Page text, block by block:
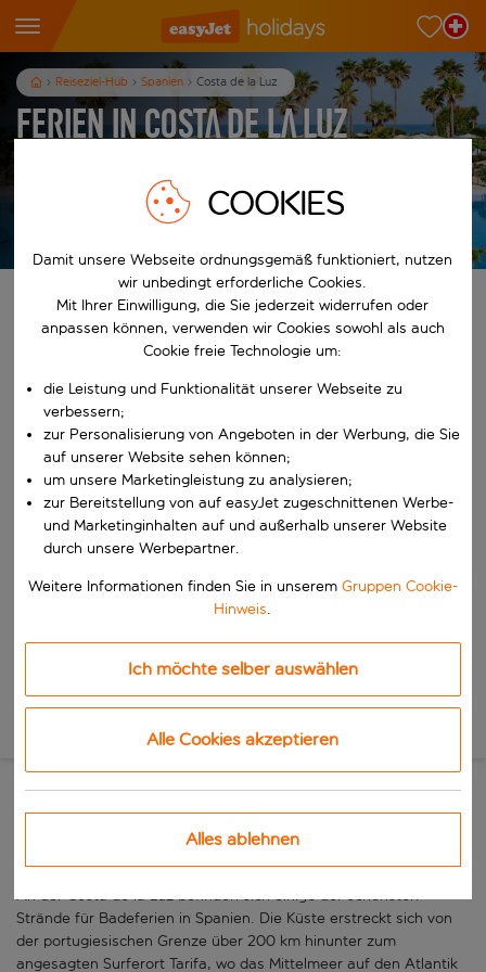
Reiseziel-Hub Spanien Costa de la Luz
Ferien in Costa de la Luz
Finde deine perfekten Ferien
Beginne mit der Eingabe für die automatische
Beginne mit der Eingabe für die automatische
Nach
Wähle deine Reisedaten
Wann
Wer
Suchen
Schönes unberührtes
An der Costa de la Luz befinden sich einige der schönsten
Strände für Badeferien in Spanien. Die Küste erstreckt sich von
der portugiesischen Grenze über 200 km hinunter zum
angesagten Surferort Tarifa, wo das Mittelmeer auf den Atlantik
COOKIES
Damit unsere Webseite ordnungsgemäß funktioniert, nutzen
wir unbedingt erforderliche Cookies.
Mit Ihrer Einwilligung, die Sie jederzeit widerrufen oder
anpassen können, verwenden wir Cookies sowohl als auch
Cookie freie Technologie um:
die Leistung und Funktionalität unserer Webseite zu
verbessern;
zur Personalisierung von Angeboten in der Werbung, die Sie
auf unserer Website sehen können;
um unsere Marketingleistung zu analysieren;
zur Bereitstellung von auf easyJet zugeschnittenen Werbe-
und Marketinginhalten auf und außerhalb unserer Website
durch unsere Werbepartner.
Weitere Informationen finden Sie in unserem Gruppen Cookie-
Hinweis.
Ich möchte selber auswählen
Alle Cookies akzeptieren
Alles ablehnen